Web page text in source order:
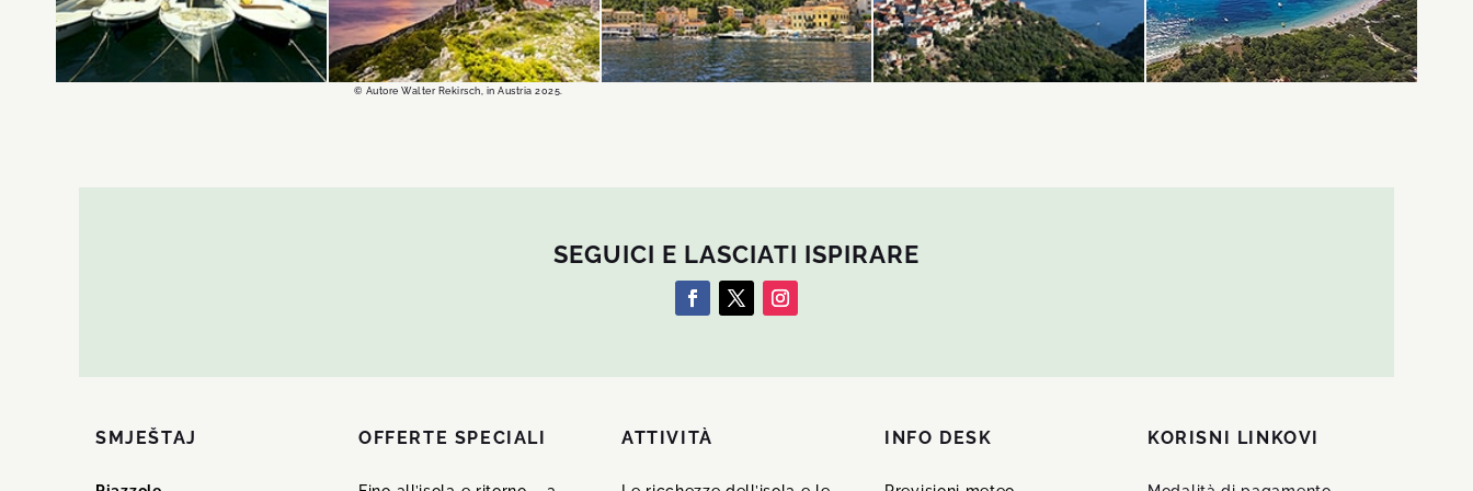
DI PIÙ
DI PIÙ
© Autore Walter Rekirsch, in Austria 2025.
DI PIÙ
DI PIÙ DI PIÙ
SEGUICI E LASCIATI ISPIRARE
SMJEŠTAJ OFFERTE SPECIALI ATTIVITÀ INFO DESK KORISNI LINKOVI